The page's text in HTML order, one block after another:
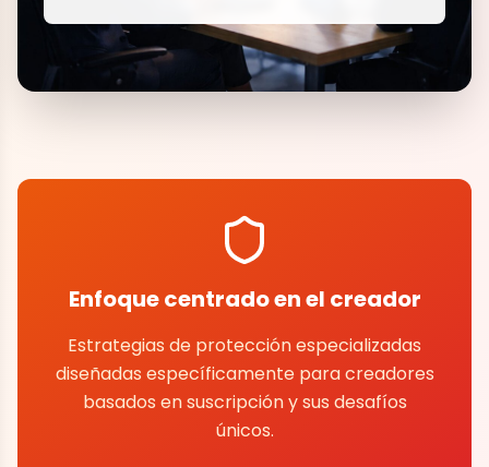
Enfoque centrado en el creador
Estrategias de protección especializadas
diseñadas específicamente para creadores
basados en suscripción y sus desafíos
únicos.